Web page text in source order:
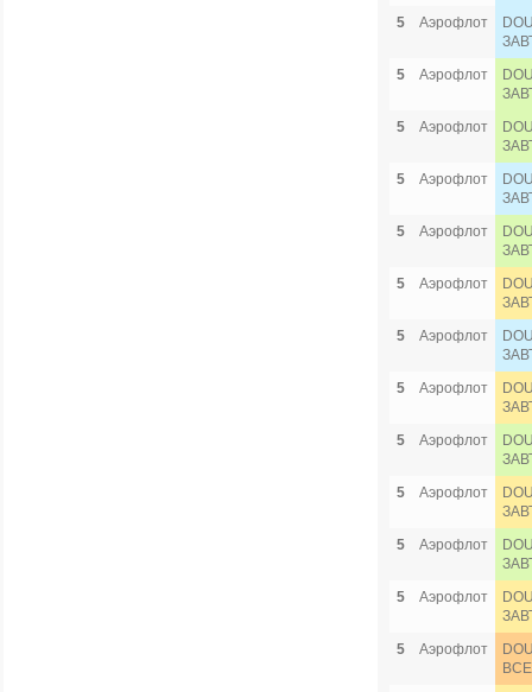
5
Аэрофлот
5
Аэрофлот
5
Аэрофлот
5
Аэрофлот
5
Аэрофлот
5
Аэрофлот
5
Аэрофлот
5
Аэрофлот
5
Аэрофлот
5
Аэрофлот
5
Аэрофлот
5
Аэрофлот
5
Аэрофлот